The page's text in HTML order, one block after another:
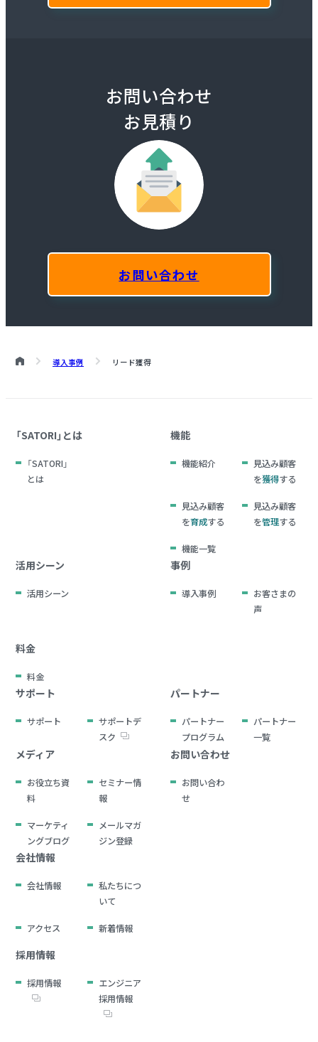
お問い合わせ
お見積り
お問い合わせ
導入事例 リード獲得
「SATORI」とは
「SATORI」
とは
機能
機能紹介
見込み顧客
を獲得する
見込み顧客
を育成する
見込み顧客
を管理する
機能一覧
活用シーン
活用シーン
事例
導入事例
お客さまの
声
料金
料金
サポート
サポート
サポートデ
スク
パートナー
パートナー
プログラム
パートナー
一覧
メディア
お役立ち資
料
セミナー情
報
マーケティ
ングブログ
メールマガ
ジン登録
お問い合わせ
お問い合わ
せ
会社情報
会社情報
私たちにつ
いて
アクセス 新着情報
採用情報
採用情報
エンジニア
採用情報